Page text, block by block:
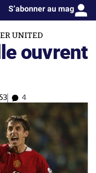
S’abonner au mag
UNITED
ouvrent
4